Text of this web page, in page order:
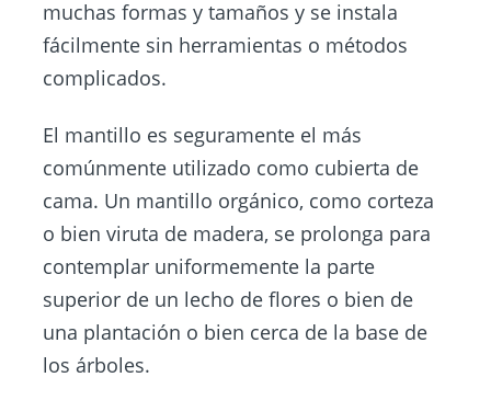
muchas formas y tamaños y se instala
fácilmente sin herramientas o métodos
complicados.
El mantillo es seguramente el más
comúnmente utilizado como cubierta de
cama. Un mantillo orgánico, como corteza
o bien viruta de madera, se prolonga para
contemplar uniformemente la parte
superior de un lecho de flores o bien de
una plantación o bien cerca de la base de
los árboles.